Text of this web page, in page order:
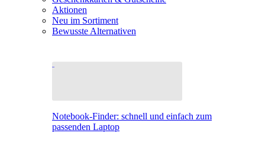
Aktionen
Neu im Sortiment
Bewusste Alternativen
Notebook-Finder: schnell und einfach zum
passenden Laptop